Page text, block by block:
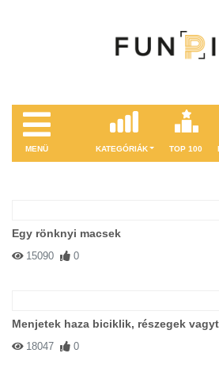
MENÜ KATEGÓRIÁK TOP 100
Egy rönknyi macsek
15090 0
Menjetek haza biciklik, részegek
18047 0